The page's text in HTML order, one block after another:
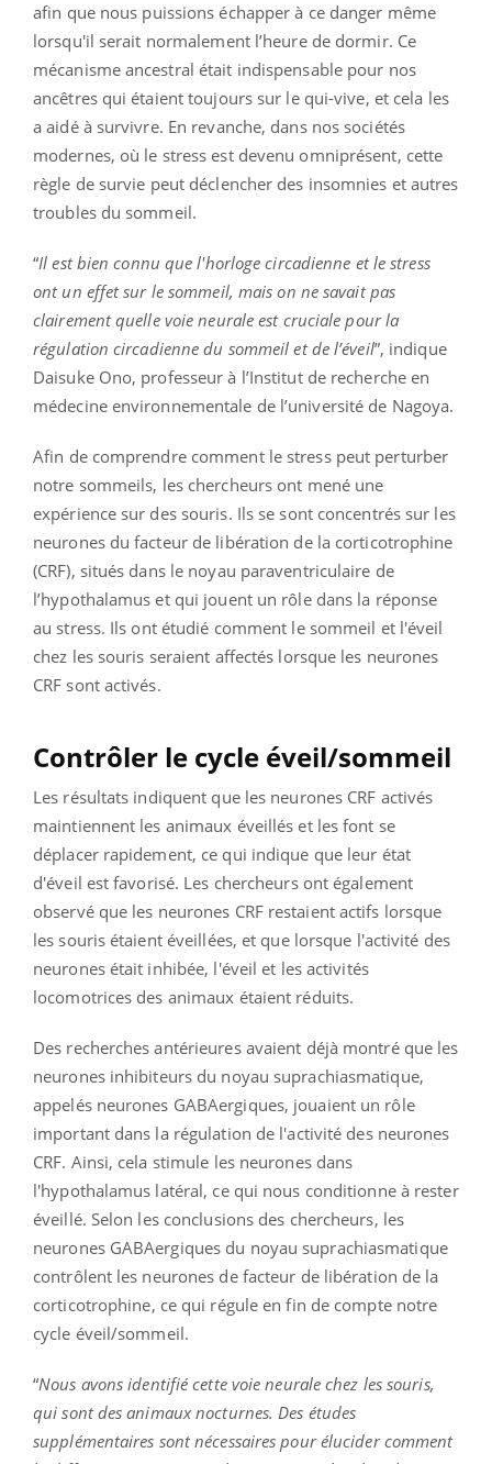
afin que nous puissions échapper à ce danger même
lorsqu'il serait normalement l’heure de dormir. Ce
mécanisme ancestral était indispensable pour nos
ancêtres qui étaient toujours sur le qui-vive, et cela les
a aidé à survivre. En revanche, dans nos sociétés
modernes, où le stress est devenu omniprésent, cette
règle de survie peut déclencher des insomnies et autres
troubles du sommeil.
“Il est bien connu que l'horloge circadienne et le stress
ont un effet sur le sommeil, mais on ne savait pas
clairement quelle voie neurale est cruciale pour la
régulation circadienne du sommeil et de l’éveil”, indique
Daisuke Ono, professeur à l’Institut de recherche en
médecine environnementale de l’université de Nagoya.
Afin de comprendre comment le stress peut perturber
notre sommeils, les chercheurs ont mené une
expérience sur des souris. Ils se sont concentrés sur les
neurones du facteur de libération de la corticotrophine
(CRF), situés dans le noyau paraventriculaire de
l’hypothalamus et qui jouent un rôle dans la réponse
au stress. Ils ont étudié comment le sommeil et l'éveil
chez les souris seraient affectés lorsque les neurones
CRF sont activés.
Contrôler le cycle éveil/sommeil
Les résultats indiquent que les neurones CRF activés
maintiennent les animaux éveillés et les font se
déplacer rapidement, ce qui indique que leur état
d'éveil est favorisé. Les chercheurs ont également
observé que les neurones CRF restaient actifs lorsque
les souris étaient éveillées, et que lorsque l'activité des
neurones était inhibée, l'éveil et les activités
locomotrices des animaux étaient réduits.
Des recherches antérieures avaient déjà montré que les
neurones inhibiteurs du noyau suprachiasmatique,
appelés neurones GABAergiques, jouaient un rôle
important dans la régulation de l'activité des neurones
CRF. Ainsi, cela stimule les neurones dans
l'hypothalamus latéral, ce qui nous conditionne à rester
éveillé. Selon les conclusions des chercheurs, les
neurones GABAergiques du noyau suprachiasmatique
contrôlent les neurones de facteur de libération de la
corticotrophine, ce qui régule en fin de compte notre
cycle éveil/sommeil.
“Nous avons identifié cette voie neurale chez les souris,
qui sont des animaux nocturnes. Des études
supplémentaires sont nécessaires pour élucider comment